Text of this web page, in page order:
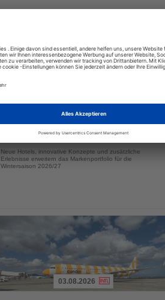
Winterangebot deutlich aus
Neue Hotels, innovative Konzepte und zusätzliche
Erlebnisse erweitern das Markenportfolio für die
Wintersaison 2026/27
03.08.2026